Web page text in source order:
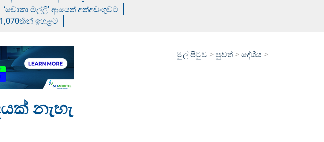
‘චොකා මල්ලි’ ආයෙත් අත්අඩංගුවට
ඉහළට
නැහැ
මුල් පිටුව >පුවත් >දේශීය >